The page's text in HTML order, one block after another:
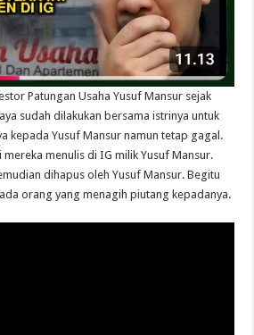
Patungan Usaha Yusuf Mansur sejak
sudah dilakukan bersama istrinya untuk
kepada Yusuf Mansur namun tetap gagal.
mereka menulis di IG milik Yusuf Mansur.
dihapus oleh Yusuf Mansur. Begitu
orang yang menagih piutang kepadanya.